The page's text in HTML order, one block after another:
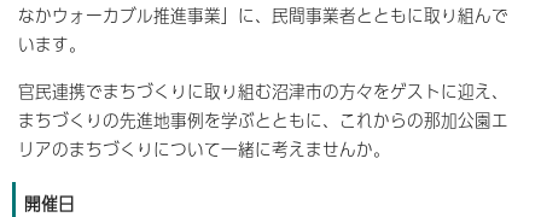
なかウォーカブル推進事業」に、民間事業者とともに取り組んで
います。
官民連携でまちづくりに取り組む沼津市の方々をゲストに迎え、
まちづくりの先進地事例を学ぶとともに、これからの那加公園エ
リアのまちづくりについて一緒に考えませんか。
開催日